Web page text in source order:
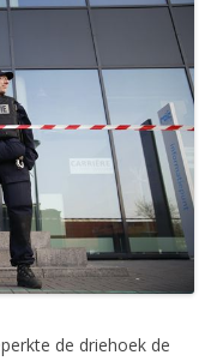
de driehoek de